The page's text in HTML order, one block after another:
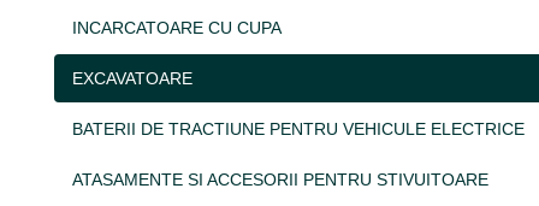
INCARCATOARE CU CUPA
EXCAVATOARE
BATERII DE TRACTIUNE PENTRU VEHICULE ELECTRICE
ATASAMENTE SI ACCESORII PENTRU STIVUITOARE